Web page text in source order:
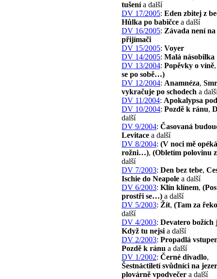
tušenía další
DV 17/2005: Eden zbitej z
Hůlka po babičce a další
DV 16/2005: Závada není na
přijímači
DV 15/2005: Voyer
DV 14/2005: Malá násobilka
DV 13/2004: Popěvky o víně
se po sobě…)
DV 12/2004: Anamnéza,
vykračuje po schodech a
DV 11/2004: Apokalypsa
DV 10/2004: Pozdě k ránu,
další
DV 9/2004: Časovaná
Levitace a další
DV 8/2004: (V noci mě
rožni…), (Obletím polovinu
další
DV 7/2003: Den bez tebe,
Ischie do Neapole a další
DV 6/2003: Klín klínem,
prostři se…) a další
DV 5/2003: Žít, (Tam za
další
DV 4/2003: Devatero božích
Když tu nejsi a další
DV 2/2003: Propadlá
Pozdě k ránu a další
DV 1/2002: Černé divadlo,
Šestnáctiletí svůdníci na
plovárně vpodvečer a další